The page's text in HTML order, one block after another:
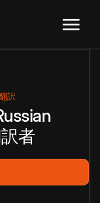
訳
者